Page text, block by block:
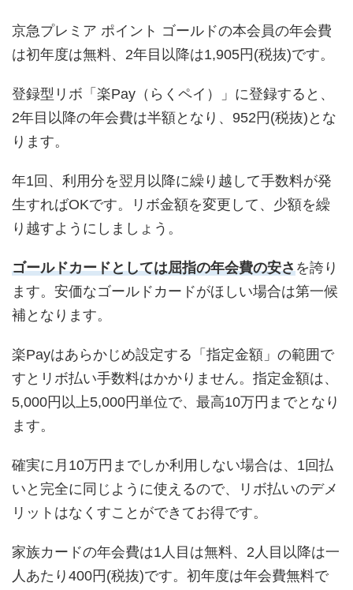
京急プレミア ポイント ゴールドの本会員の年会費
は初年度は無料、2年目以降は1,905円(税抜)です。
登録型リボ「楽Pay（らくペイ）」に登録すると、
2年目以降の年会費は半額となり、952円(税抜)とな
ります。
年1回、利用分を翌月以降に繰り越して手数料が発
生すればOKです。リボ金額を変更して、少額を繰
り越すようにしましょう。
ゴールドカードとしては屈指の年会費の安さを誇り
ます。安価なゴールドカードがほしい場合は第一候
補となります。
楽Payはあらかじめ設定する「指定金額」の範囲で
すとリボ払い手数料はかかりません。指定金額は、
5,000円以上5,000円単位で、最高10万円までとなり
ます。
確実に月10万円までしか利用しない場合は、1回払
いと完全に同じように使えるので、リボ払いのデメ
リットはなくすことができてお得です。
家族カードの年会費は1人目は無料、2人目以降は一
人あたり400円(税抜)です。初年度は年会費無料で